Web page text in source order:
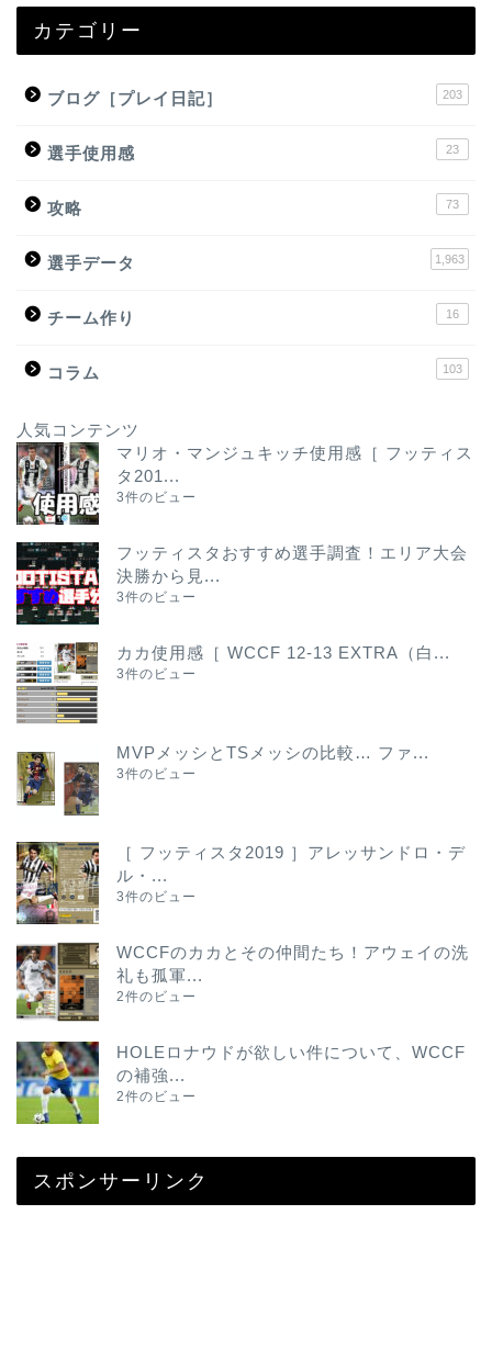
カテゴリー
ブログ［プレイ日記］ 203
選手使用感 23
攻略 73
選手データ 1,963
チーム作り 16
コラム 103
人気コンテンツ
マリオ・マンジュキッチ使用感［ フッティス
タ201...
3件のビュー
フッティスタおすすめ選手調査！エリア大会
決勝から見...
3件のビュー
カカ使用感［ WCCF 12-13 EXTRA（白...
3件のビュー
MVPメッシとTSメッシの比較… ファ...
3件のビュー
［ フッティスタ2019 ］アレッサンドロ・デ
ル・...
3件のビュー
WCCFのカカとその仲間たち！アウェイの洗
礼も孤軍...
2件のビュー
HOLEロナウドが欲しい件について、WCCF
の補強...
2件のビュー
スポンサーリンク